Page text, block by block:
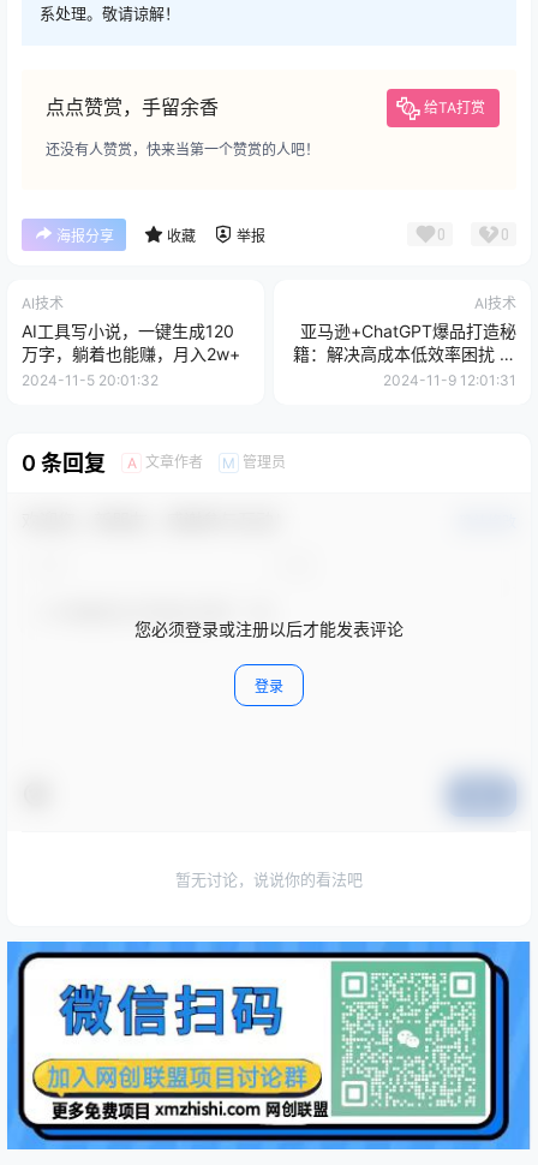
系处理。敬请谅解！
点点赞赏，手留余香 给TA打赏
还没有人赞赏，快来当第一个赞赏的人吧！
海报分享 收藏 举报 0 0
AI技术
AI工具写小说，一键生成120
万字，躺着也能赚，月入2w+
2024-11-5 20:01:32
AI技术
亚马逊+ChatGPT爆品打造秘
籍：解决高成本低效率困扰 轻
松打造日出百单爆款
2024-11-9 12:01:31
0 条回复 A 文章作者 M 管理员
您必须登录或注册以后才能发表评论
登录
暂无讨论，说说你的看法吧